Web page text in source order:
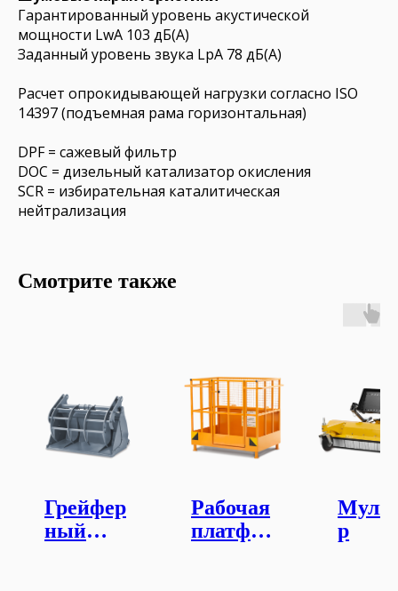
Гарантированный уровень акустической
мощности LwA 103 дБ(A)
Заданный уровень звука LpA 78 дБ(A)
Расчет опрокидывающей нагрузки согласно ISO
14397 (подъемная рама горизонтальная)
DPF = сажевый фильтр
DOC = дизельный катализатор окисления
SCR = избирательная каталитическая
нейтрализация
Смотрите также
Грейфер
ный
Рабочая
платфор
р